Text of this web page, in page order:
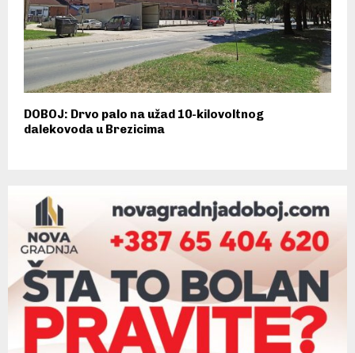
DOBOJ: Drvo palo na užad 10-kilovoltnog
dalekovoda u Brezicima